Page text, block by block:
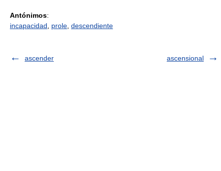
Antónimos:
incapacidad
prole descendiente
ascender ascensional